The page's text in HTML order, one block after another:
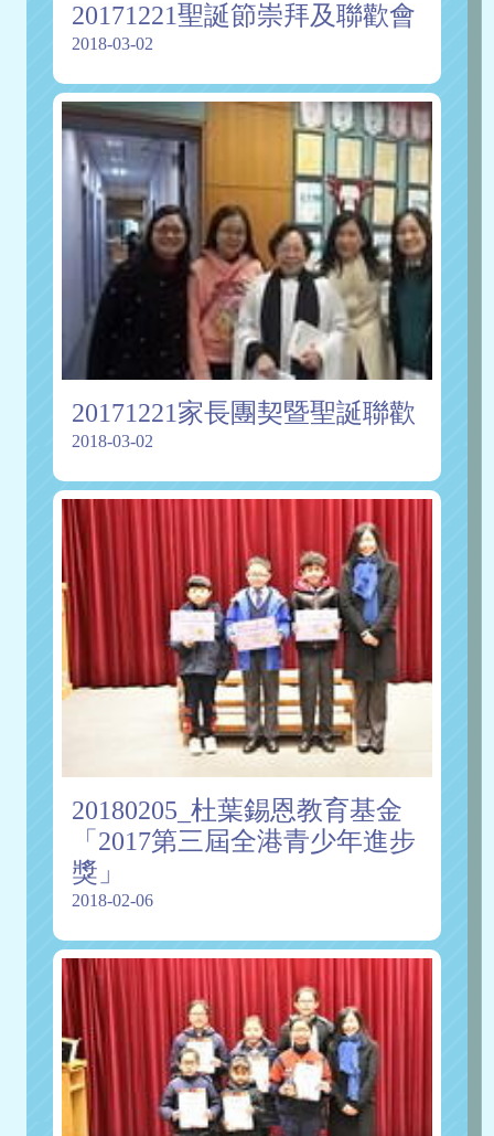
20171221聖誕節崇拜及聯歡會
2018-03-02
20171221家長團契暨聖誕聯歡
2018-03-02
20180205_杜葉錫恩教育基金
「2017第三屆全港青少年進步
獎」
2018-02-06